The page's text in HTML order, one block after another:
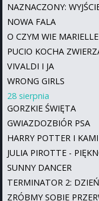
NAZNACZONY:
NOWA FALA
O CZYM WIE MARIELLE
PUCIO KOCHA
VIVALDI I JA
WRONG GIRLS
28 sierpnia
GORZKIE ŚWIĘTA
GWIAZDOZBIÓR PSA
HARRY POTTER I
JULIA PIROTTE -
SUNNY DANCER
TERMINATOR 2:
ZRÓBMY SOBIE